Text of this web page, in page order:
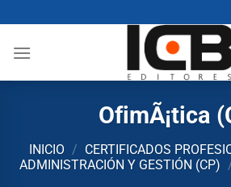
al
contenido
OfimÃ¡tica
INICIO / CERTIFICADOS
ADMINISTRACIÓN Y GESTIÓN (CP)